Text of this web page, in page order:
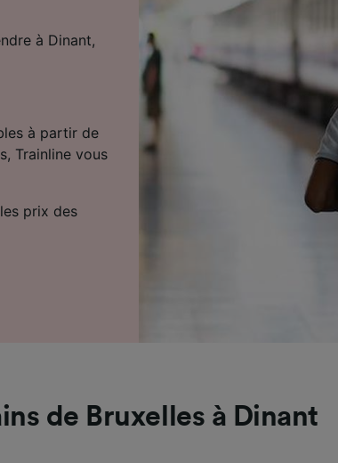
à Dinant,
à partir de
Trainline vous
prix des
de Bruxelles à Dinant